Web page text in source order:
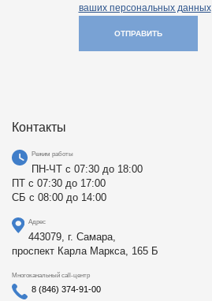
ваших персональных данных
ОТПРАВИТЬ
Контакты
Режим работы
ПН-ЧТ с 07:30 до 18:00
ПТ с 07:30 до 17:00
СБ с 08:00 до 14:00
Адрес
443079, г. Самара,
проспект Карла Маркса, 165 Б
Многоканальный call-центр
8 (846) 374-91-00